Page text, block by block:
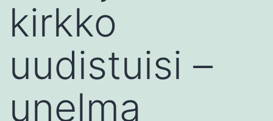
kirkko
uudistuisi –
unelma